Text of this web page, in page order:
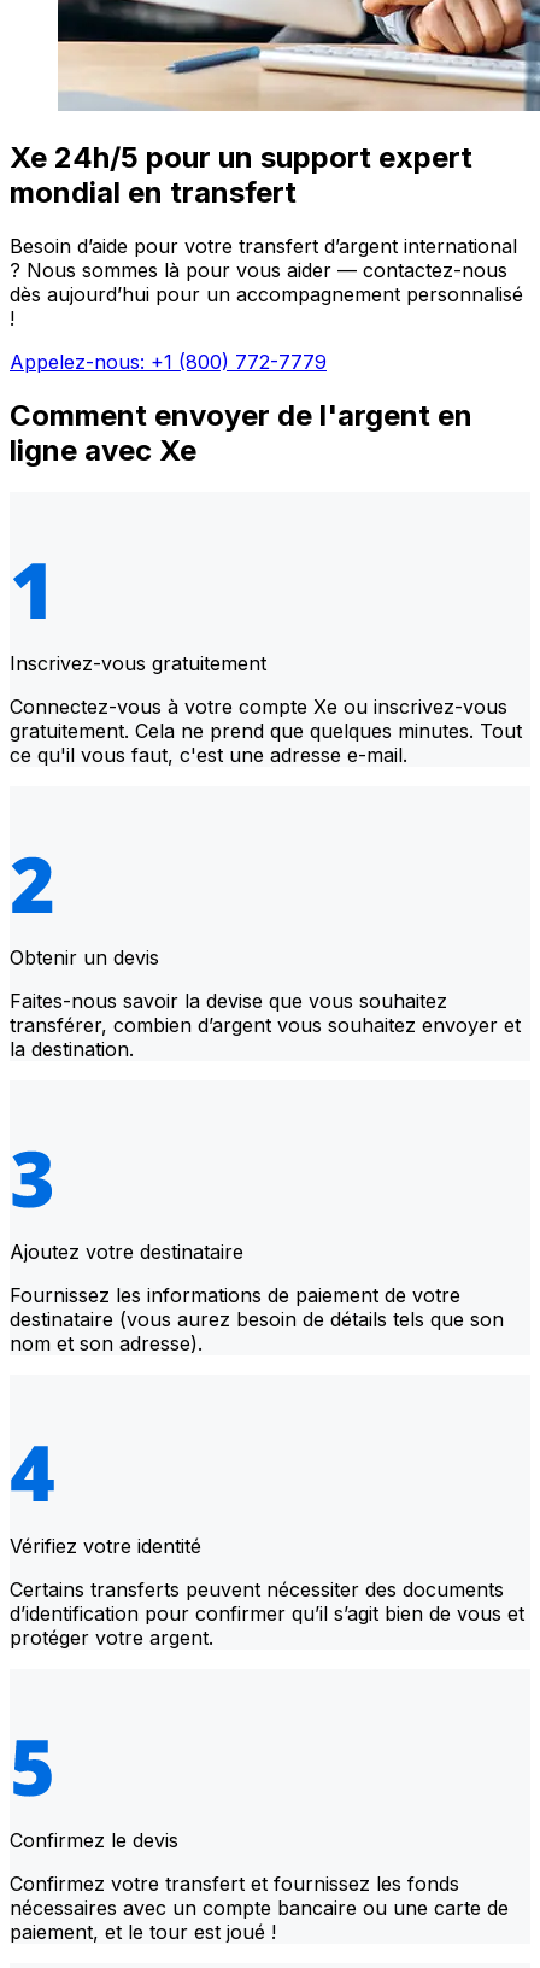
Xe 24h/5 pour un support expert
mondial en transfert
Besoin d’aide pour votre transfert d’argent international
? Nous sommes là pour vous aider — contactez-nous
dès aujourd’hui pour un accompagnement personnalisé
!
Appelez-nous: +1 (800) 772-7779
Comment envoyer de l'argent en
ligne avec Xe
Inscrivez-vous gratuitement
Connectez-vous à votre compte Xe ou inscrivez-vous
gratuitement. Cela ne prend que quelques minutes. Tout
ce qu'il vous faut, c'est une adresse e-mail.
Obtenir un devis
Faites-nous savoir la devise que vous souhaitez
transférer, combien d’argent vous souhaitez envoyer et
la destination.
Ajoutez votre destinataire
Fournissez les informations de paiement de votre
destinataire (vous aurez besoin de détails tels que son
nom et son adresse).
Vérifiez votre identité
Certains transferts peuvent nécessiter des documents
d’identification pour confirmer qu’il s’agit bien de vous et
protéger votre argent.
Confirmez le devis
Confirmez votre transfert et fournissez les fonds
nécessaires avec un compte bancaire ou une carte de
paiement, et le tour est joué !